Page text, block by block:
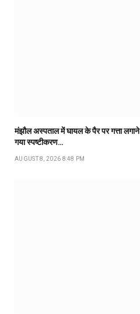
मंझौल अस्पताल में घायल के पैर पर गत्ता लगाने
गया स्पष्टीकरण…
AUGUST 8, 2026 8:48 PM